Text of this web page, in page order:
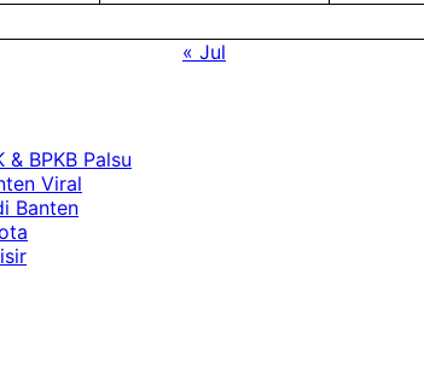
« Jul
BPKB Palsu
Viral
Banten